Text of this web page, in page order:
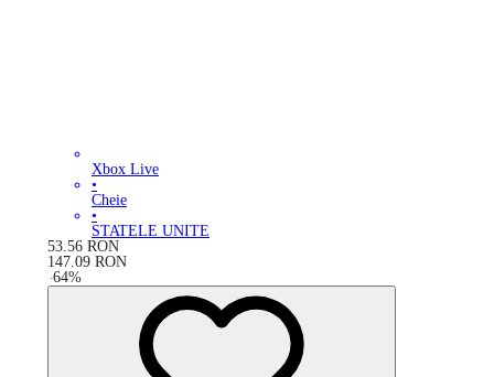
Xbox Live
•
Cheie
•
STATELE UNITE
53.56 RON
147.09 RON
-64%